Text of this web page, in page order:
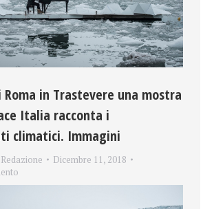
Roma in Trastevere una mostra
Italia racconta i
climatici. Immagini
Redazione
Dicembre 11, 2018